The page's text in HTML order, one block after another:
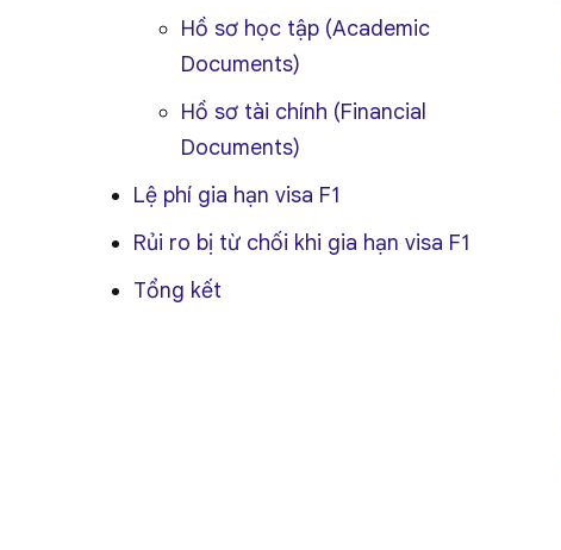
Hồ sơ học tập (Academic
Documents)
Hồ sơ tài chính (Financial
Documents)
Lệ phí gia hạn visa F1
Rủi ro bị từ chối khi gia hạn visa F1
Tổng kết